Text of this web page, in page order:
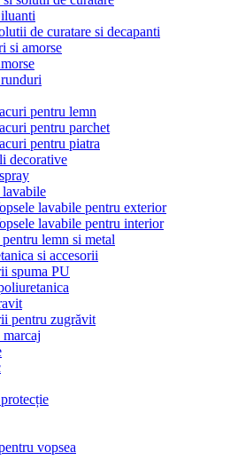
de curatare si decapanti
si amorse
pentru lemn
pentru parchet
pentru piatra
decorative
lavabile
lavabile pentru exterior
lavabile pentru interior
lemn si metal
si accesorii
spuma PU
pentru zugrăvit
vopsea